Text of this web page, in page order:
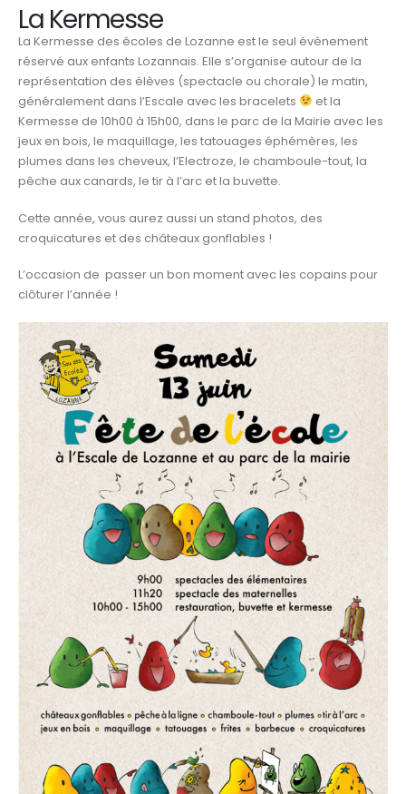
La Kermesse
La Kermesse des écoles de Lozanne est le seul évènement
réservé aux enfants Lozannais. Elle s’organise autour de la
représentation des élèves (spectacle ou chorale) le matin,
généralement dans l’Escale avec les bracelets
et la
Kermesse de 10h00 à 15h00, dans le parc de la Mairie avec les
jeux en bois, le maquillage, les tatouages éphémères, les
plumes dans les cheveux, l’Electroze, le chamboule-tout, la
pêche aux canards, le tir à l’arc et la buvette.
Cette année, vous aurez aussi un stand photos, des
croquicatures et des châteaux gonflables !
L’occasion de passer un bon moment avec les copains pour
clôturer l’année !